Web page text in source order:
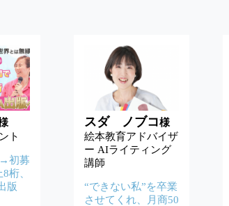
ト
初募
桁、
版
スダ ノブコ様
絵本教育アドバイザ
ー AIライティング
講師
“できない私”を卒業
させてくれ、月商50